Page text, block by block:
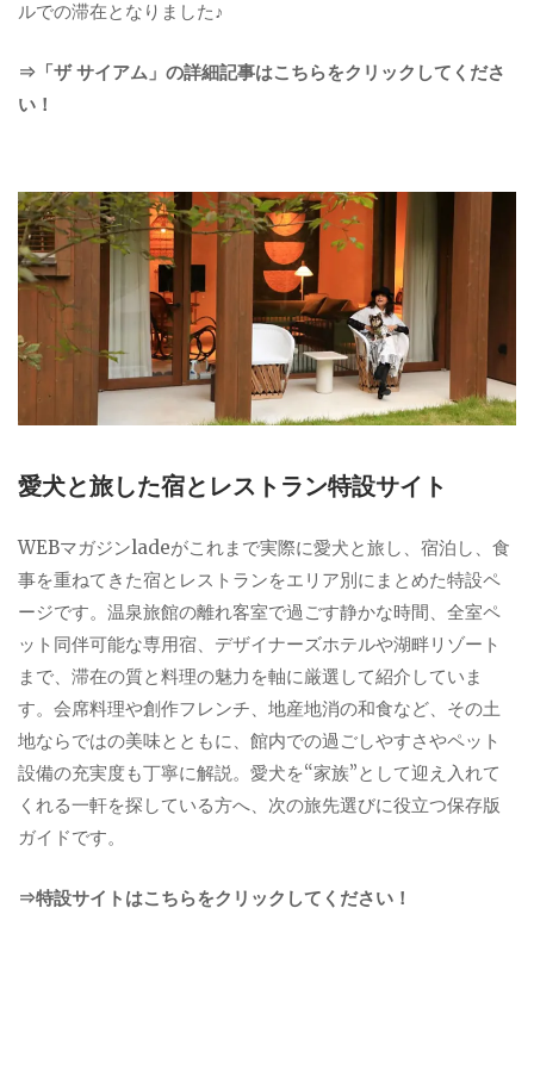
ルでの滞在となりました♪
⇒「ザ サイアム」の詳細記事はこちらをクリックしてくださ
い！
愛犬と旅した宿とレストラン特設サイト
WEBマガジンladeがこれまで実際に愛犬と旅し、宿泊し、食
事を重ねてきた宿とレストランをエリア別にまとめた特設ペ
ージです。温泉旅館の離れ客室で過ごす静かな時間、全室ペ
ット同伴可能な専用宿、デザイナーズホテルや湖畔リゾート
まで、滞在の質と料理の魅力を軸に厳選して紹介していま
す。会席料理や創作フレンチ、地産地消の和食など、その土
地ならではの美味とともに、館内での過ごしやすさやペット
設備の充実度も丁寧に解説。愛犬を“家族”として迎え入れて
くれる一軒を探している方へ、次の旅先選びに役立つ保存版
ガイドです。
⇒特設サイトはこちらをクリックしてください！